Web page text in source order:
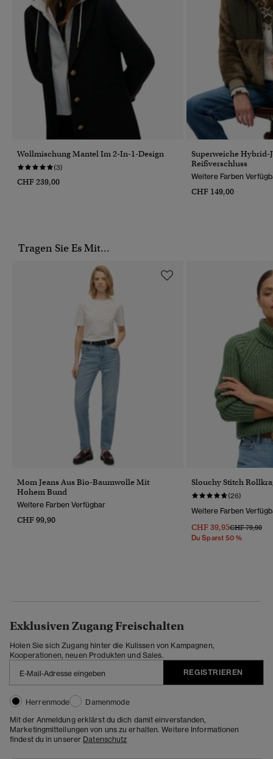
Wollmischung Mantel Im 2-In-1-Design
(3)
CHF 239,00
Superweiche Hybrid-
Reißverschluss
Weitere Farben
CHF 149,00
Tragen Sie Es Mit...
Mom Jeans Aus Bio-Baumwolle Mit
Hohem Bund
Weitere Farben Verfügbar
CHF 99,90
Slouchy Stitch
(26)
Weitere Farben
CHF 39,95Preis Wurde
CHF 79,90Bis
Du Sparst 50 %
Exklusiven Zugang Freischalten
Holen Sie sich Zugang hinter die Kulissen von Kampagnen,
Kooperationen, neuen Produkten und Sales.
REGISTRIEREN
Herrenmode
Damenmode
Mit der Anmeldung erklärst du dich damit einverstanden,
Marketingmitteilungen von uns zu erhalten. Weitere Informationen
findest du in unserer Datenschutz